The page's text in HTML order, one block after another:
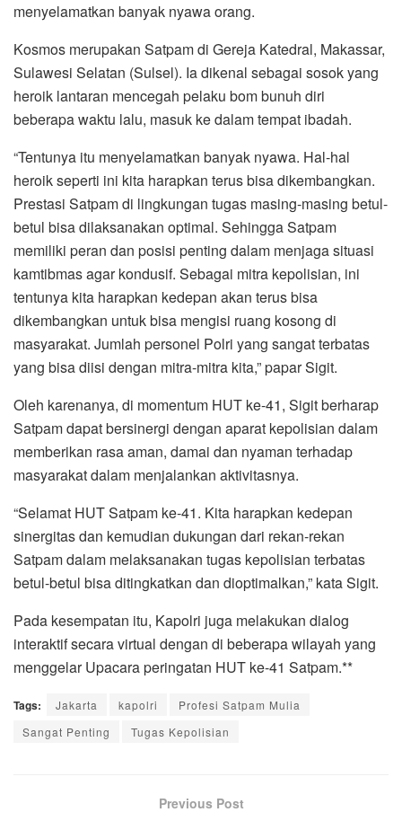
menyelamatkan banyak nyawa orang.
Kosmos merupakan Satpam di Gereja Katedral, Makassar,
Sulawesi Selatan (Sulsel). Ia dikenal sebagai sosok yang
heroik lantaran mencegah pelaku bom bunuh diri
beberapa waktu lalu, masuk ke dalam tempat ibadah.
“Tentunya itu menyelamatkan banyak nyawa. Hal-hal
heroik seperti ini kita harapkan terus bisa dikembangkan.
Prestasi Satpam di lingkungan tugas masing-masing betul-
betul bisa dilaksanakan optimal. Sehingga Satpam
memiliki peran dan posisi penting dalam menjaga situasi
kamtibmas agar kondusif. Sebagai mitra kepolisian, ini
tentunya kita harapkan kedepan akan terus bisa
dikembangkan untuk bisa mengisi ruang kosong di
masyarakat. Jumlah personel Polri yang sangat terbatas
yang bisa diisi dengan mitra-mitra kita,” papar Sigit.
Oleh karenanya, di momentum HUT ke-41, Sigit berharap
Satpam dapat bersinergi dengan aparat kepolisian dalam
memberikan rasa aman, damai dan nyaman terhadap
masyarakat dalam menjalankan aktivitasnya.
“Selamat HUT Satpam ke-41. Kita harapkan kedepan
sinergitas dan kemudian dukungan dari rekan-rekan
Satpam dalam melaksanakan tugas kepolisian terbatas
betul-betul bisa ditingkatkan dan dioptimalkan,” kata Sigit.
Pada kesempatan itu, Kapolri juga melakukan dialog
interaktif secara virtual dengan di beberapa wilayah yang
menggelar Upacara peringatan HUT ke-41 Satpam.**
Tags: Jakarta kapolri
Profesi Satpam Mulia
Sangat Penting
Tugas Kepolisian
Previous Post